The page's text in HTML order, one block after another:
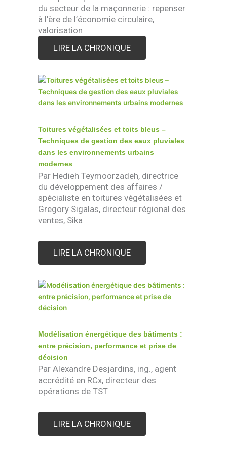
du secteur de la maçonnerie : repenser
à l’ère de l’économie circulaire,
valorisation
LIRE LA CHRONIQUE
Toitures végétalisées et toits bleus –
Techniques de gestion des eaux pluviales
dans les environnements urbains
modernes
Par Hedieh Teymoorzadeh, directrice
du développement des affaires /
spécialiste en toitures végétalisées et
Gregory Sigalas, directeur régional des
ventes, Sika
LIRE LA CHRONIQUE
Modélisation énergétique des bâtiments :
entre précision, performance et prise de
décision
Par Alexandre Desjardins, ing., agent
accrédité en RCx, directeur des
opérations de TST
LIRE LA CHRONIQUE